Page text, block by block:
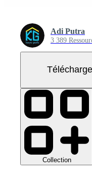
Adi Putra
3 389
Collection